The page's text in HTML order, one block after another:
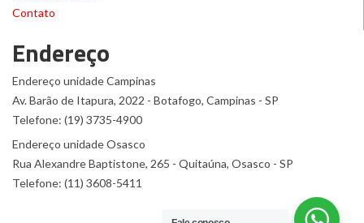
Contato
Endereço
Endereço unidade Campinas
Av. Barão de Itapura, 2022 - Botafogo, Campinas - SP
Telefone: (19) 3735-4900
Endereço unidade Osasco
Rua Alexandre Baptistone, 265 - Quitaúna, Osasco - SP
Telefone: (11) 3608-5411